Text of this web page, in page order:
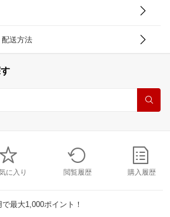
送方法
に入り 閲覧履歴 購入履歴
最大1,000ポイント！